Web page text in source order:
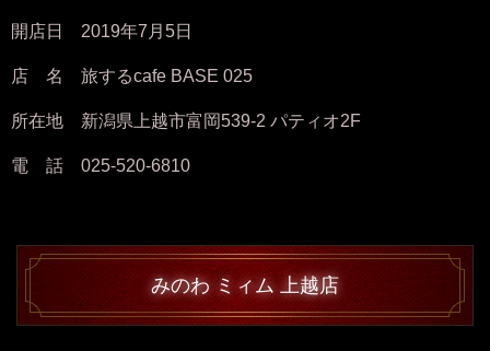
開店日 2019年7月5日
店 名 旅するcafe BASE 025
所在地 新潟県上越市富岡539-2 パティオ2F
電 話 025-520-6810
みのわ ミィム 上越店